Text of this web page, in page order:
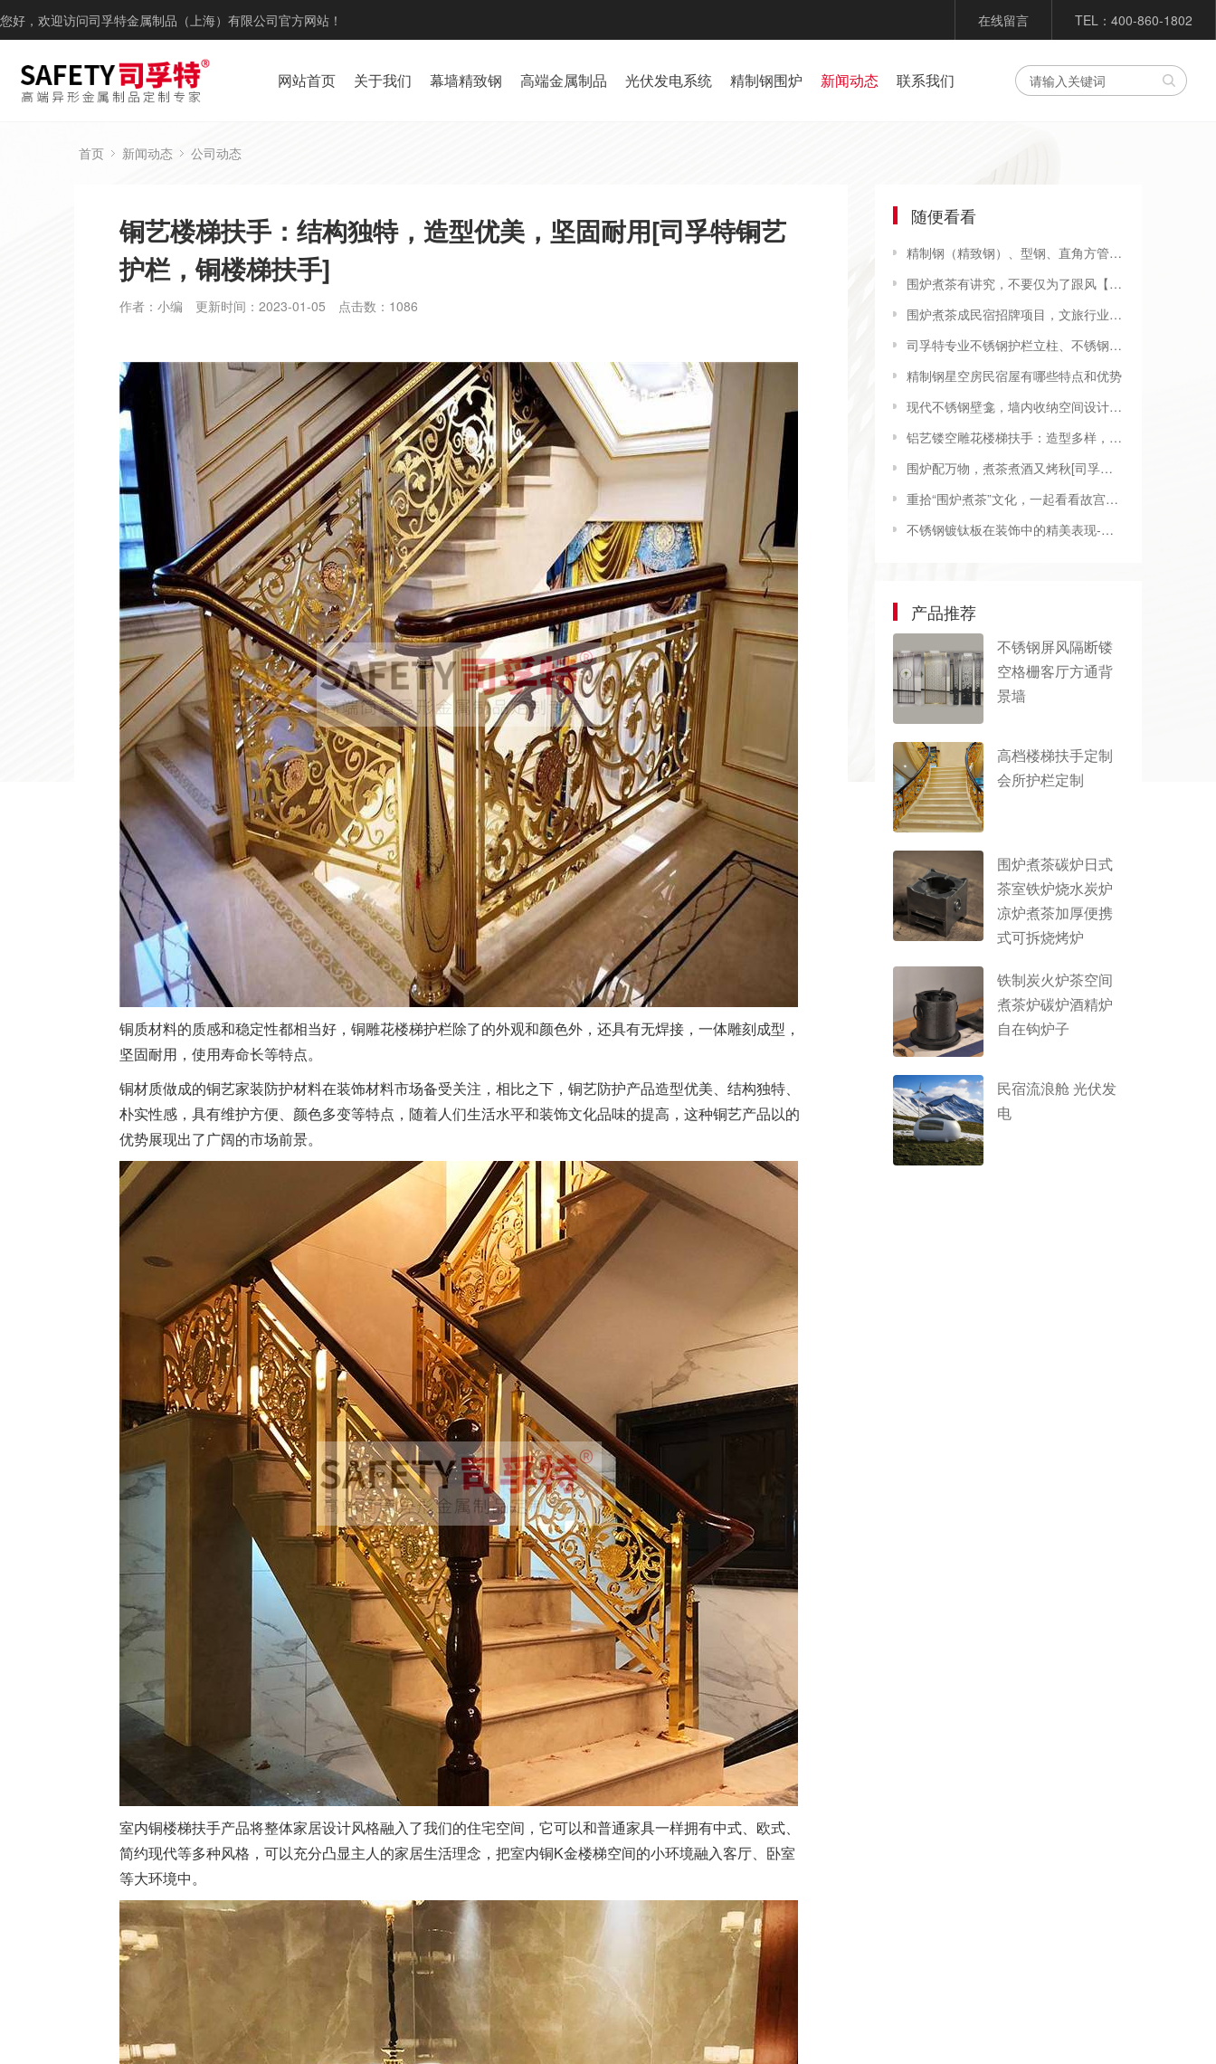
您好，欢迎访问司孚特金属制品（上海）有限公司官方网站！ 在线留言 TEL：400-860-1802
网站首页 关于我们 幕墙精致钢 高端金属制品 光伏发电系统 精制钢围炉 新闻动态 联系我们
首页 新闻动态 公司动态
铜艺楼梯扶手：结构独特，造型优美，坚固耐用[司孚特铜艺
护栏，铜楼梯扶手]
作者：小编 更新时间：2023-01-05 点击数： 1086
铜质材料的质感和稳定性都相当好，铜雕花楼梯护栏除了的外观和颜色外，还具有无焊接，一体雕刻成型，
坚固耐用，使用寿命长等特点。
铜材质做成的铜艺家装防护材料在装饰材料市场备受关注，相比之下，铜艺防护产品造型优美、结构独特、
朴实性感，具有维护方便、颜色多变等特点，随着人们生活水平和装饰文化品味的提高，这种铜艺产品以的
优势展现出了广阔的市场前景。
室内铜楼梯扶手产品将整体家居设计风格融入了我们的住宅空间，它可以和普通家具一样拥有中式、欧式、
简约现代等多种风格，可以充分凸显主人的家居生活理念，把室内铜K金楼梯空间的小环境融入客厅、卧室
等大环境中。
随便看看
精制钢（精致钢）、型钢、直角方管之间的区别，各自应用在哪方面？- 广州司孚特精制钢
围炉煮茶有讲究，不要仅为了跟风【司孚特围炉茶桌】
围炉煮茶成民宿招牌项目，文旅行业需要“仪式感消费”[司孚特精制钢围炉]
司孚特专业不锈钢护栏立柱、不锈钢驳接、玻璃夹具、不锈钢精致钢圆管方管生产厂家
精制钢星空房民宿屋有哪些特点和优势
现代不锈钢壁龛，墙内收纳空间设计首选[司孚特不锈钢壁龛]
铝艺镂空雕花楼梯扶手：造型多样，工艺成熟，彰显高端品味
围炉配万物，煮茶煮酒又烤秋[司孚特围炉茶桌，炭火炉，精制钢围炉]
重拾“围炉煮茶”文化，一起看看故宫藏画里的“围炉煮茶”[精制钢围炉茶桌]
不锈钢镀钛板在装饰中的精美表现-司孚特不锈钢金属制品生产厂家
产品推荐
不锈钢屏风隔断镂
空格栅客厅方通背
景墙
高档楼梯扶手定制
会所护栏定制
围炉煮茶碳炉日式
茶室铁炉烧水炭炉
凉炉煮茶加厚便携
式可拆烧烤炉
铁制炭火炉茶空间
煮茶炉碳炉酒精炉
自在钩炉子
民宿流浪舱 光伏发
电